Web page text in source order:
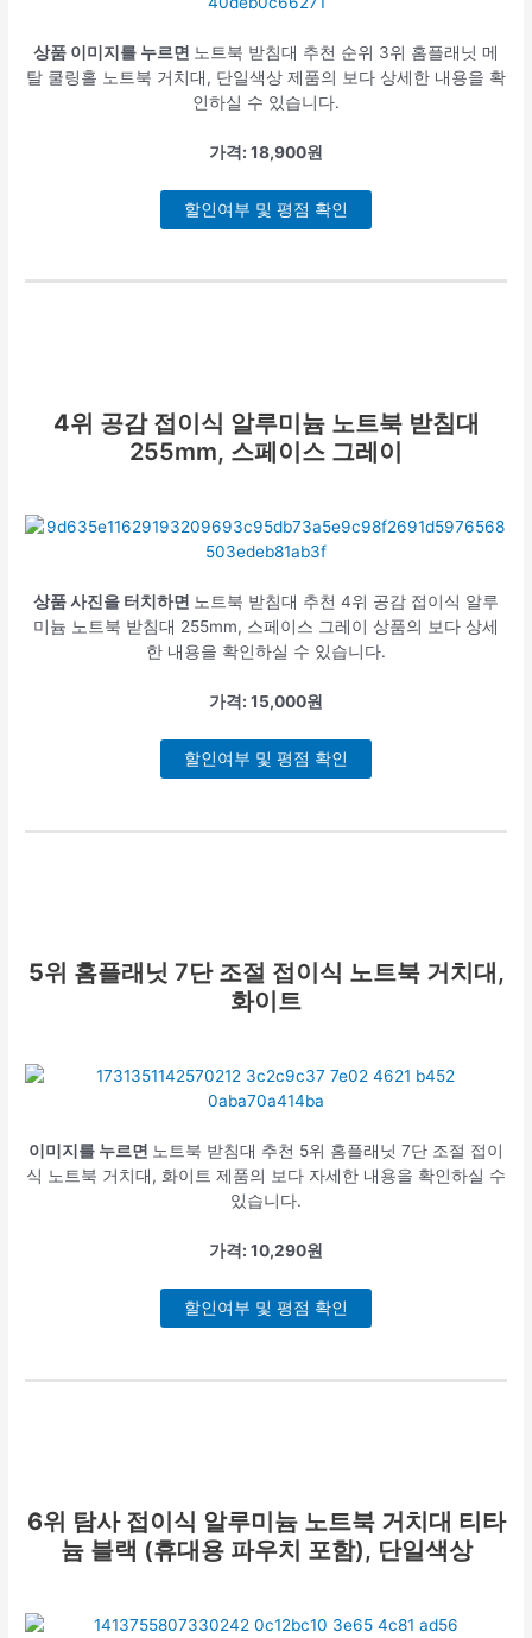
상품 이미지를 누르면 노트북 받침대 추천 순위 3위 홈플래닛 메
탈 쿨링홀 노트북 거치대, 단일색상 제품의 보다 상세한 내용을 확
인하실 수 있습니다.
가격: 18,900원
할인여부 및 평점 확인
4위 공감 접이식 알루미늄 노트북 받침대
255mm, 스페이스 그레이
상품 사진을 터치하면 노트북 받침대 추천 4위 공감 접이식 알루
미늄 노트북 받침대 255mm, 스페이스 그레이 상품의 보다 상세
한 내용을 확인하실 수 있습니다.
가격: 15,000원
할인여부 및 평점 확인
5위 홈플래닛 7단 조절 접이식 노트북 거치대,
화이트
이미지를 누르면 노트북 받침대 추천 5위 홈플래닛 7단 조절 접이
식 노트북 거치대, 화이트 제품의 보다 자세한 내용을 확인하실 수
있습니다.
가격: 10,290원
할인여부 및 평점 확인
6위 탐사 접이식 알루미늄 노트북 거치대 티타
늄 블랙 (휴대용 파우치 포함), 단일색상